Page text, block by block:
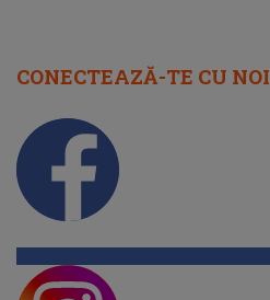
CONECTEAZĂ-TE CU NOI